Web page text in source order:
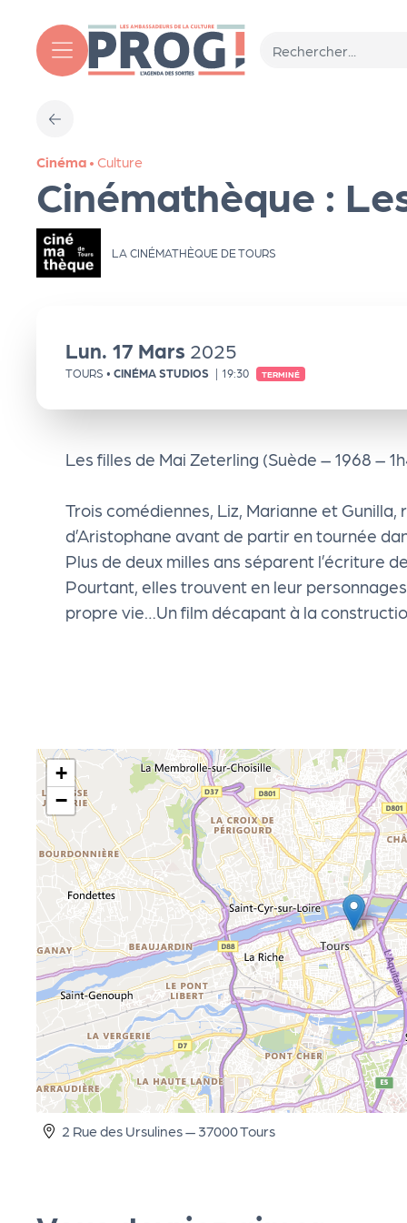
Cinéma • Culture
Cinémathèque :
LA CINÉMATHÈQUE DE TOURS
Lun. 17 Mars 2025
TOURS • CINÉMA STUDIOS | 19:30 TERMINÉ
Les filles de Mai Zeterling (Suède – 1968 –
Trois comédiennes, Liz, Marianne et Gunilla,
d’Aristophane avant de partir en tournée
Plus de deux milles ans séparent l’écriture
Pourtant, elles trouvent en leur
propre vie…Un film décapant à la
+
−
2 Rue des Ursulines — 37000 Tours
T
o
ut
l'
a
g
e
n
d
a
sé
le
cti
on
s
P
R
O
G!
P